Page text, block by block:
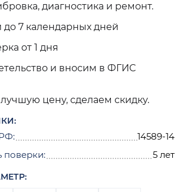
диагностика и ремонт.
до 7 календарных дней
от 1 дня
и вносим в ФГИС
цену, сделаем скидку.
14589-14
поверки:
5 лет